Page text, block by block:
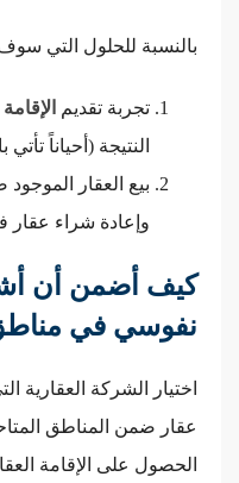
بالنسبة للحلول التي
تجربة تقديم
النتيجة (أحياناً
بيع العقار
وإعادة شراء
كيف أضمن أن
نفوسي في
اختيار الشركة
عقار ضمن المناطق
الحصول على الإقامة